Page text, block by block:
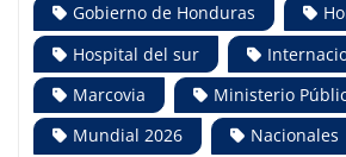
Gobierno de Honduras
Hospital del sur
Marcovia
Ministerio
Mundial 2026
Nacionales